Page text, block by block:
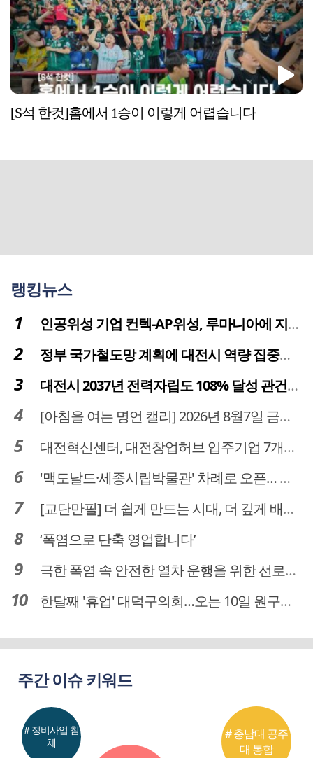
[S석 한컷]홈에서 1승이 이렇게 어렵습니다
랭킹뉴스
인공위성 기업 컨텍-AP위성, 루마니아에 지상국 시스템 전수
정부 국가철도망 계획에 대전시 역량 집중해야
대전시 2037년 전력자립도 108% 달성 관건은 '주민 수용성'
[아침을 여는 명언 캘리] 2026년 8월7일 금요일
대전혁신센터, 대전창업허브 입주기업 7개사 모집
'맥도날드·세종시립박물관' 차례로 오픈… 고운동 정주여건 좋아진다
[교단만필] 더 쉽게 만드는 시대, 더 깊게 배우는 교육
‘폭염으로 단축 영업합니다’
극한 폭염 속 안전한 열차 운행을 위한 선로관리
한달째 '휴업' 대덕구의회…오는 10일 원구성 다시 돌입
주간 이슈 키워드
# 충남대 공주
대 통합
# 정비사업 침
체